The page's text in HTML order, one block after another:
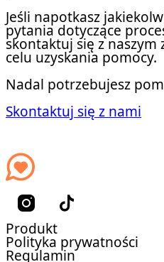
Jeśli napotkasz
pytania dotyczące
skontaktuj się z naszym
celu uzyskania pomocy.
Nadal potrzebujesz
Skontaktuj się z nami
Produkt
Polityka prywatności
Regulamin